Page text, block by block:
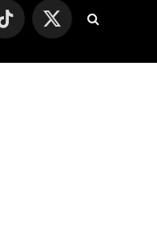
TikTok
X
(Twitter)